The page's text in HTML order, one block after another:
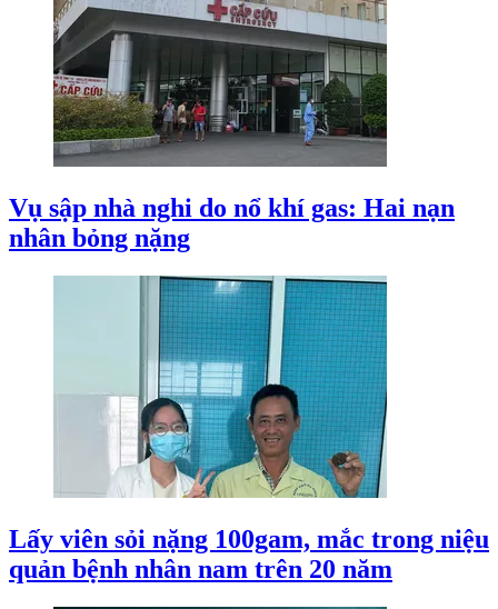
Vụ sập nhà nghi do nổ khí gas: Hai nạn
nhân bỏng nặng
Lấy viên sỏi nặng 100gam, mắc trong niệu
quản bệnh nhân nam trên 20 năm